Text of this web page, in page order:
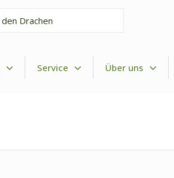
Service Über uns